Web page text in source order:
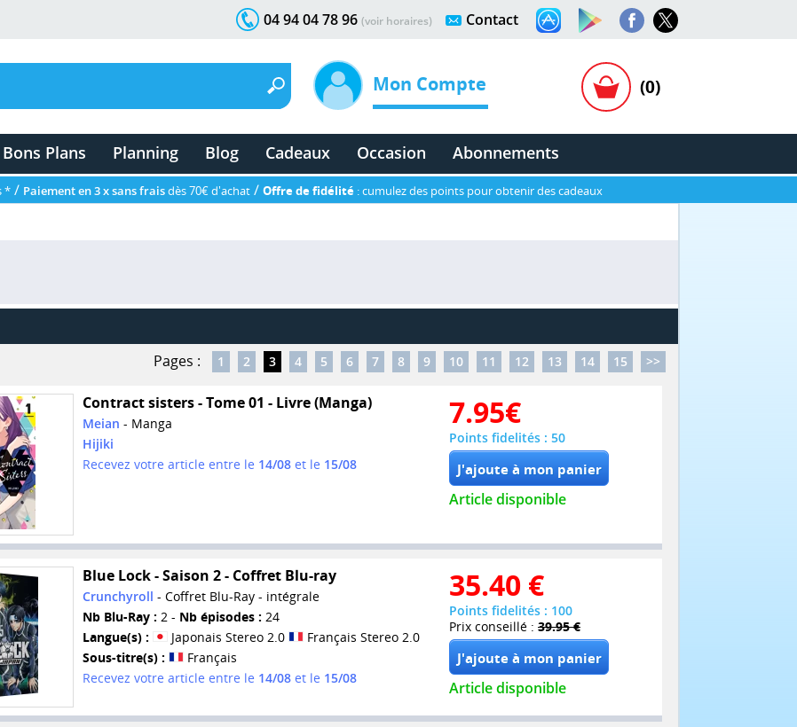
Contact
04 94 04 78 96 (voir horaires)
Mon Compte (0)
Bons Plans Planning Blog Cadeaux Occasion Abonnements
* / Paiement en 3 x sans fraisdès 70€ d'achat / Offre de fidélité : cumulez des points pour obtenir des cadeaux
Pages : 1 2 3 4 5 6 7 8 9 10 11 12 13 14 15 >>
Contract sisters - Tome 01 - Livre (Manga)
Meian - Manga
Hijiki
Recevez votre article entre le 14/08et le 15/08
7.95€
Points fidelités : 50
Article disponible
Blue Lock - Saison 2 - Coffret Blu-ray
Crunchyroll - Coffret Blu-Ray - intégrale
Nb Blu-Ray : 2 - Nb épisodes : 24
Langue(s) :
Japonais Stereo 2.0
Français Stereo 2.0
Sous-titre(s) :
Français
Recevez votre article entre le 14/08et le 15/08
35.40 €
Points fidelités : 100
Prix conseillé : 39.95 €
Article disponible